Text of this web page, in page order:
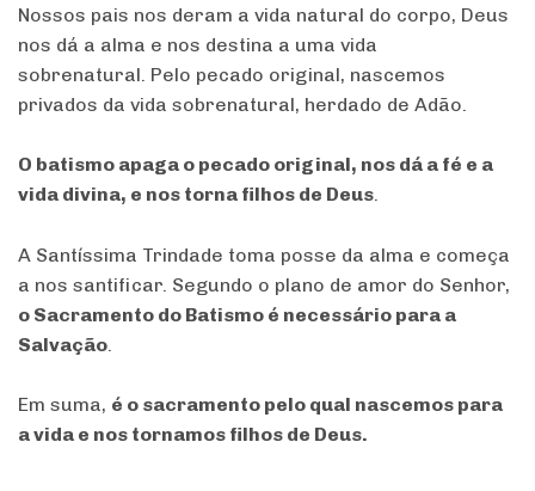
Nossos pais nos deram a vida natural do corpo, Deus
nos dá a alma e nos destina a uma vida
sobrenatural. Pelo pecado original, nascemos
privados da vida sobrenatural, herdado de Adão.
O batismo apaga o pecado original, nos dá a fé e a
vida divina, e nos torna filhos de Deus.
A Santíssima Trindade toma posse da alma e começa
a nos santificar. Segundo o plano de amor do Senhor,
o Sacramento do Batismo é necessário para a
Salvação.
Em suma, é o sacramento pelo qual nascemos para
a vida e nos tornamos filhos de Deus.